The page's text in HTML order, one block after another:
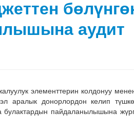
аудит
элементтерин колдонуу
аралык донорлордон келип
пайдаланылышына